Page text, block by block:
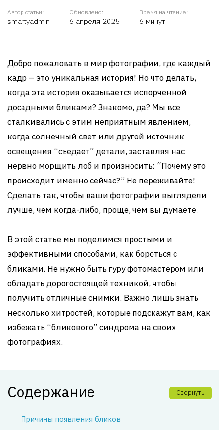
Автор статьи:
smartyadmin
Обновлено:
6 апреля 2025
Время на чтение:
6 минут
Добро пожаловать в мир фотографии, где каждый
кадр – это уникальная история! Но что делать,
когда эта история оказывается испорченной
досадными бликами? Знакомо, да? Мы все
сталкивались с этим неприятным явлением,
когда солнечный свет или другой источник
освещения “съедает” детали, заставляя нас
нервно морщить лоб и произносить: “Почему это
происходит именно сейчас?” Не переживайте!
Сделать так, чтобы ваши фотографии выглядели
лучше, чем когда-либо, проще, чем вы думаете.
В этой статье мы поделимся простыми и
эффективными способами, как бороться с
бликами. Не нужно быть гуру фотомастером или
обладать дорогостоящей техникой, чтобы
получить отличные снимки. Важно лишь знать
несколько хитростей, которые подскажут вам, как
избежать “бликового” синдрома на своих
фотографиях.
Содержание Свернуть
Причины появления бликов